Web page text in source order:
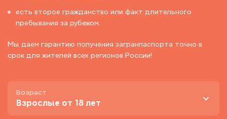
есть второе гражданство или факт длительного
пребывания за рубежом.
Мы даем гарантию получения загранпаспорта точно в
срок для жителей всех регионов России!
Возраст
Взрослые от 18 лет